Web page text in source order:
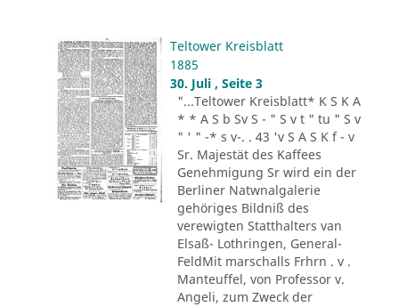
Teltower Kreisblatt
1885
30. Juli , Seite 3
"...Teltower Kreisblatt* K S K A
* * A S b Sv S - " S v t " tu " S v
" ' " -* s v-. . 43 'v S A S K f - v
Sr. Majestät des Kaffees
Genehmigung Sr wird ein der
Berliner Natwnalgalerie
gehöriges Bildniß des
verewigten Statthalters van
Elsaß- Lothringen, General-
FeldMit marschalls Frhrn . v .
Manteuffel, von Professor v.
Angeli, zum Zweck der